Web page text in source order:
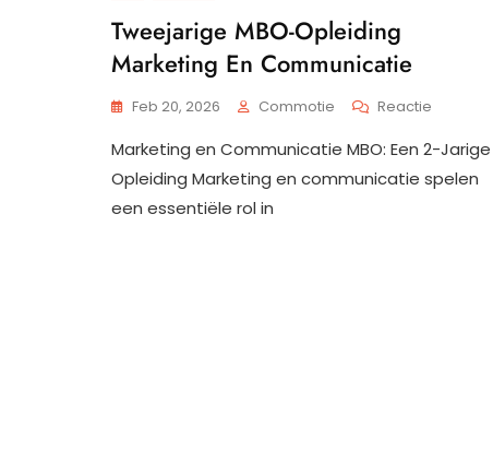
Tweejarige MBO-Opleiding
Marketing En Communicatie
Feb 20, 2026 Commotie Reactie
MBO-
Opleiding
Marketing
Marketing en Communicatie MBO: Een 2-Jarige
Opleiding Marketing en communicatie spelen
een essentiële rol in